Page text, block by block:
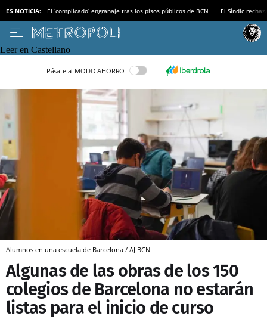
ES NOTICIA: El ‘complicado’ engranaje tras los pisos públicos de BCN El Síndic
Leer en Castellano
Pásate al MODO AHORRO
Alumnos en una escuela de Barcelona / AJ BCN
Algunas de las obras de los 150
colegios de Barcelona no estarán
listas para el inicio de curso